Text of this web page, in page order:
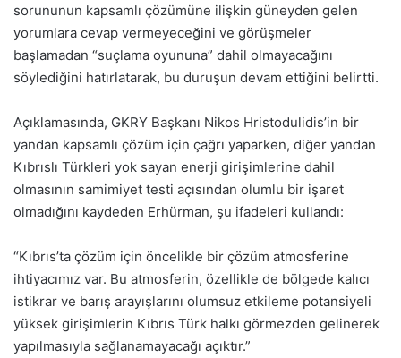
sorununun kapsamlı çözümüne ilişkin güneyden gelen
yorumlara cevap vermeyeceğini ve görüşmeler
başlamadan “suçlama oyununa” dahil olmayacağını
söylediğini hatırlatarak, bu duruşun devam ettiğini belirtti.
Açıklamasında, GKRY Başkanı Nikos Hristodulidis’in bir
yandan kapsamlı çözüm için çağrı yaparken, diğer yandan
Kıbrıslı Türkleri yok sayan enerji girişimlerine dahil
olmasının samimiyet testi açısından olumlu bir işaret
olmadığını kaydeden Erhürman, şu ifadeleri kullandı:
“Kıbrıs’ta çözüm için öncelikle bir çözüm atmosferine
ihtiyacımız var. Bu atmosferin, özellikle de bölgede kalıcı
istikrar ve barış arayışlarını olumsuz etkileme potansiyeli
yüksek girişimlerin Kıbrıs Türk halkı görmezden gelinerek
yapılmasıyla sağlanamayacağı açıktır.”